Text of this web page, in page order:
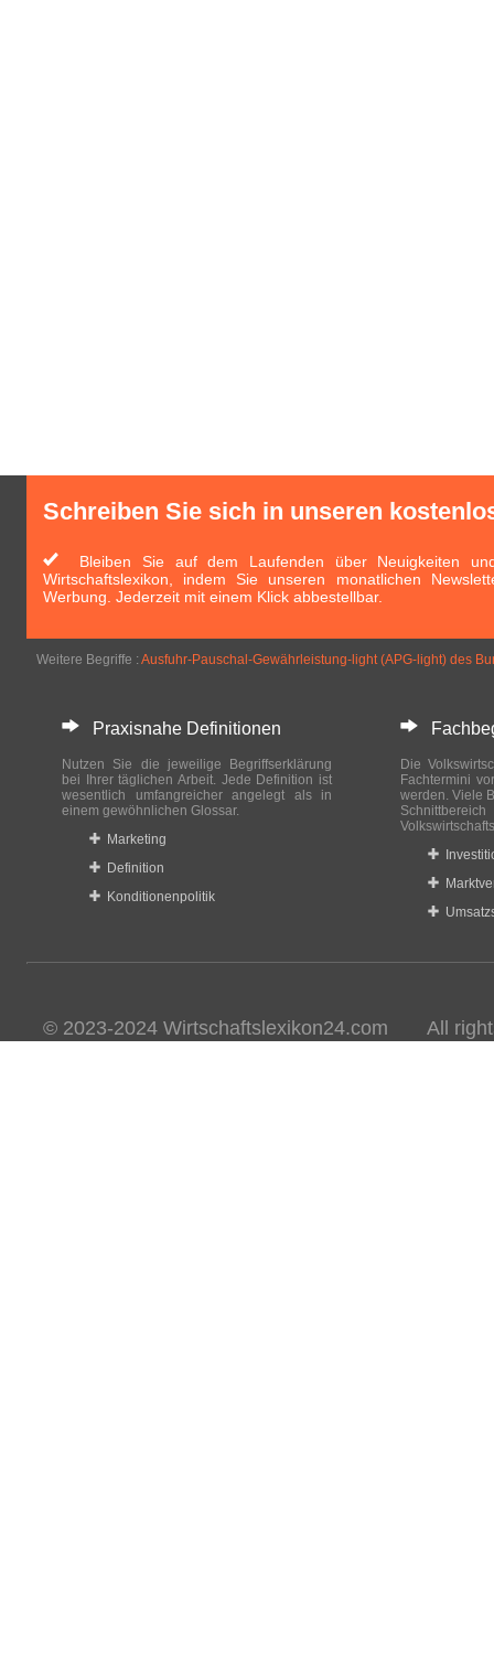
Schreiben Sie sich in unseren
Bleiben Sie auf dem Laufenden über Neuigkeiten
Wirtschaftslexikon, indem Sie unseren monatlichen
Werbung. Jederzeit mit einem Klick abbestellbar.
Weitere Begriffe : Ausfuhr-Pauschal-Gewährleistung-light (APG-light) des
Praxisnahe Definitionen
Nutzen Sie die jeweilige Begriffserklärung
bei Ihrer täglichen Arbeit. Jede Definition ist
wesentlich umfangreicher angelegt als in
einem gewöhnlichen Glossar.
Marketing
Definition
Konditionenpolitik
Die
Fachtermini
werden. Viele
© 2023-2024 Wirtschaftslexikon24.com All